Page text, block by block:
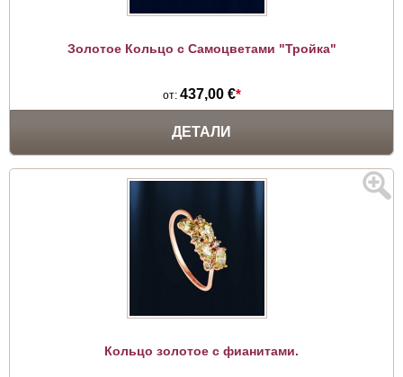
Золотое Кольцо с Самоцветами "Тройка"
от: 437,00 €*
ДЕТАЛИ
Кольцо золотое с фианитами.